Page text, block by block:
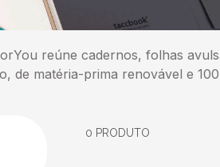
reúne cadernos, folhas
de matéria-prima renovável e
0 PRODUTO